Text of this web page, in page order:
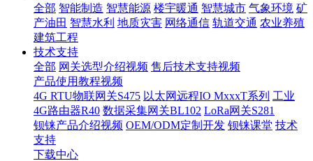
全部 智能制造 智慧能源 楼宇暖通 智慧城市 气象环境 矿
产油田 智慧水利 地质灾害 网络通信 轨道交通 农业养殖
建筑工程
技术支持
全部 网关选型介绍视频 售后技术支持视频
产品使用教程视频
4G RTU物联网关S475 以太网远程IO MxxxT系列 工业
4G路由器R40 数据采集网关BL102 LoRa网关S281
钡铼产品介绍视频 OEM/ODM定制开发 钡铼课堂 技术
支持
下载中心